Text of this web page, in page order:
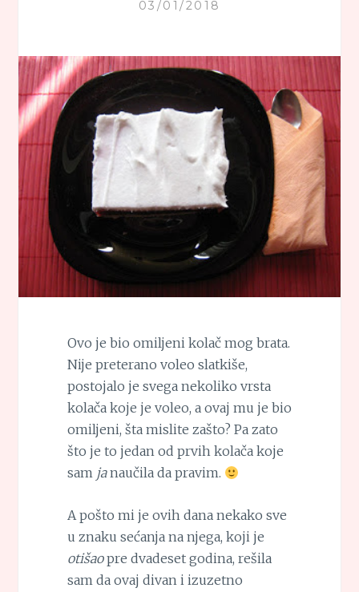
03/01/2018
Ovo je bio omiljeni kolač mog brata.
Nije preterano voleo slatkiše,
postojalo je svega nekoliko vrsta
kolača koje je voleo, a ovaj mu je bio
omiljeni, šta mislite zašto? Pa zato
što je to jedan od prvih kolača koje
sam janaučila da pravim.
A pošto mi je ovih dana nekako sve
u znaku sećanja na njega, koji je
otišaopre dvadeset godina, rešila
sam da ovaj divan i izuzetno